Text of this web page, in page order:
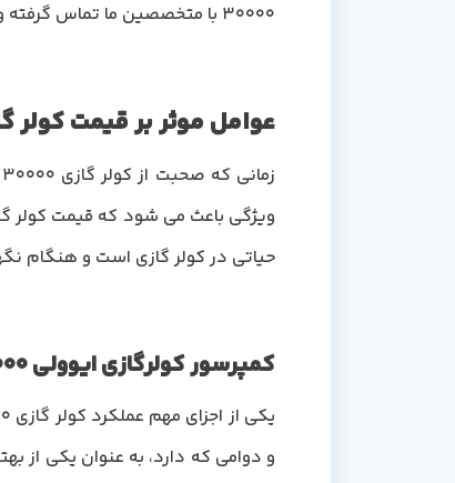
30000 با متخصصین ما تماس گرفته و درخواست مشاوره رایگان کنید.
عوامل موثر بر قیمت کولر گازی
ویژگی باعث می شود که قیمت کولر گازی ایوولی 30000 از سایر محصولات دیگر، مثل جنرال
حیاتی در کولر گازی است و هنگام
کمپرسور کولرگازی ایوولی 30000
یکی از اجزای مهم عملکرد کولر گازی 30000 Evvoli
و دوامی که دارد، به عنوان یکی از